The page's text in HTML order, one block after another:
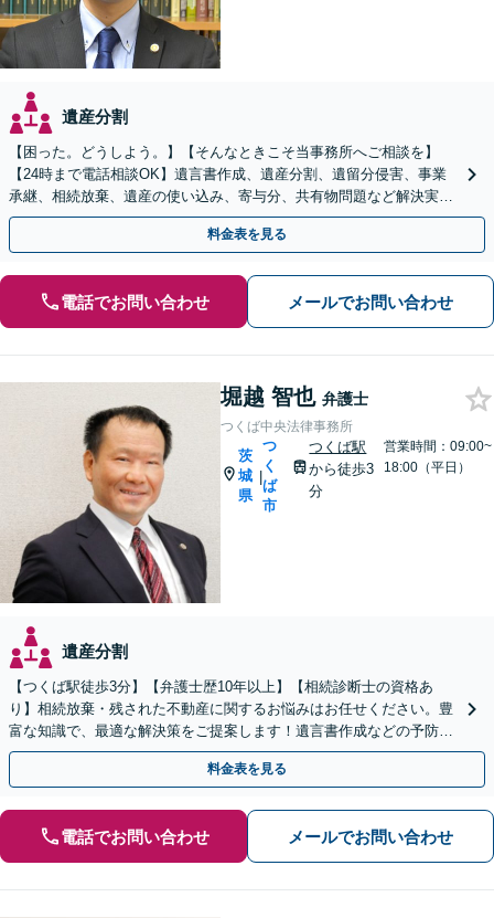
遺産分割
【困った。どうしよう。】【そんなときこそ当事務所へご相談を】
【24時まで電話相談OK】遺言書作成、遺産分割、遺留分侵害、事業
承継、相続放棄、遺産の使い込み、寄与分、共有物問題など解決実績
多数【依頼者様の最善の解決を目指します】
料金表を見る
電話でお問い合わせ メールでお問い合わせ
堀越 智也 弁護士
つくば中央法律事務所
茨
城
県
|
つ
く
ば
市
つくば駅
から徒歩3
分
営業時間：09:00~
18:00（平日）
遺産分割
【つくば駅徒歩3分】【弁護士歴10年以上】【相続診断士の資格あ
り】相続放棄・残された不動産に関するお悩みはお任せください。豊
富な知識で、最適な解決策をご提案します！遺言書作成などの予防策
にも対応可能です【夜間・休日の相談可能】
料金表を見る
電話でお問い合わせ メールでお問い合わせ